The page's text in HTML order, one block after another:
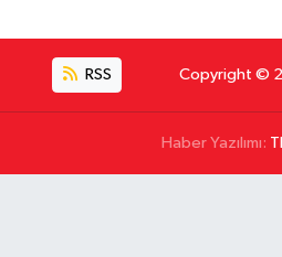
RSS Copyright ©
Haber Yazılımı: